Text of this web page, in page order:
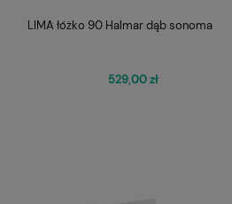
LIMA łóżko 90 Halmar dąb sonoma
529,00 zł